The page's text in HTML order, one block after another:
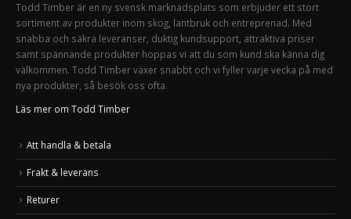
Todd Timber är en ny svensk marknadsplats som erbjuder ett stort
sortiment av produkter inom skog, lantbruk och entreprenad. Med
snabba och säkra leveranser, duktig kundsupport, attraktiva priser
samt spännande produkter hoppas vi att du som kund ska känna dig
välkommen. Todd Timber växer snabbt och vi fyller varje vecka på med
nya produkter, så besök oss ofta.
Läs mer om Todd Timber
Att handla & betala
Frakt & leverans
Returer